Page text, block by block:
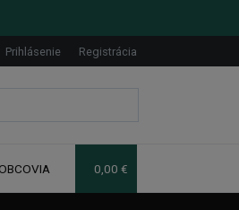
Prihlásenie Registrácia
0,00 €